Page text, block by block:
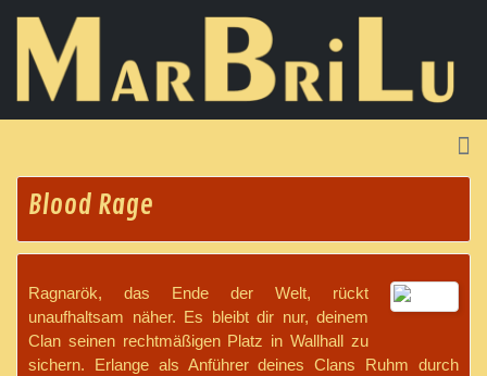
Blood Rage
Ragnarök, das Ende der Welt, rückt
unaufhaltsam näher. Es bleibt dir nur, deinem
Clan seinen rechtmäßigen Platz in Wallhall zu
sichern. Erlange als Anführer deines Clans Ruhm durch